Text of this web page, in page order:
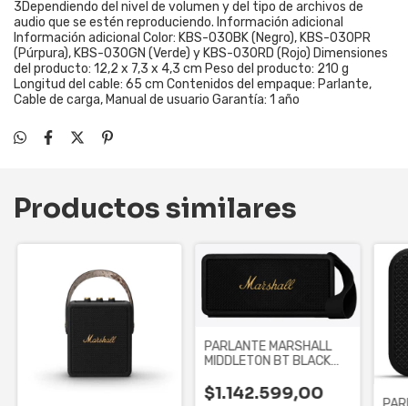
3Dependiendo del nivel de volumen y del tipo de archivos de
audio que se estén reproduciendo. Información adicional
Información adicional Color: KBS-030BK (Negro), KBS-030PR
(Púrpura), KBS-030GN (Verde) y KBS-030RD (Rojo) Dimensiones
del producto: 12,2 x 7,3 x 4,3 cm Peso del producto: 210 g
Longitud del cable: 65 cm Contenidos del empaque: Parlante,
Cable de carga, Manual de usuario Garantía: 1 año
Productos similares
PARLANTE MARSHALL
MIDDLETON BT BLACK
$1.142.599,00